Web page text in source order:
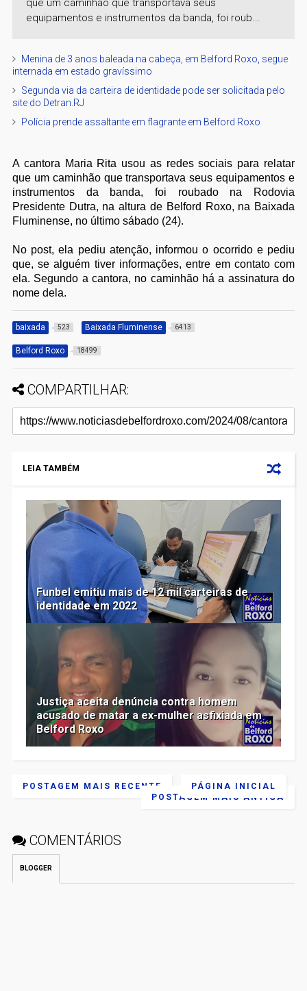
que um caminhão que transportava seus
equipamentos e instrumentos da banda, foi roub...
Menina de 3 anos baleada na cabeça, em Belford Roxo, segue
internada em estado gravíssimo
Segunda via da carteira de identidade pode ser solicitada pelo
site do Detran.RJ
Polícia prende assaltante em flagrante em Belford Roxo
A cantora Maria Rita usou as redes sociais para relatar
que um caminhão que transportava seus equipamentos e
instrumentos da banda, foi roubado na Rodovia
Presidente Dutra, na altura de Belford Roxo, na Baixada
Fluminense, no último sábado (24).
No post, ela pediu atenção, informou o ocorrido e pediu
que, se alguém tiver informações, entre em contato com
ela. Segundo a cantora, no caminhão há a assinatura do
nome dela.
baixada 523 Baixada Fluminense 6413
Belford Roxo 18499
COMPARTILHAR:
LEIA TAMBÉM
Funbel emitiu mais de 12 mil carteiras de
identidade em 2022
Justiça aceita denúncia contra homem
acusado de matar a ex-mulher asfixiada em
Belford Roxo
POSTAGEM MAIS RECENTE
POSTAGEM MAIS ANTIGA
PÁGINA INICIAL
COMENTÁRIOS
BLOGGER